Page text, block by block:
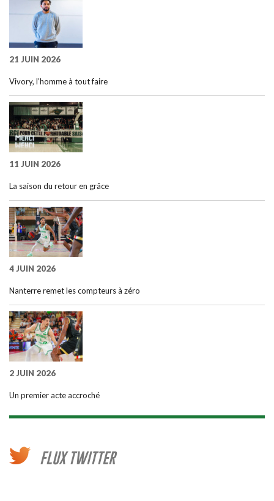
21 JUIN 2026
Vivory, l’homme à tout faire
11 JUIN 2026
La saison du retour en grâce
4 JUIN 2026
Nanterre remet les compteurs à zéro
2 JUIN 2026
Un premier acte accroché
FLUX TWITTER